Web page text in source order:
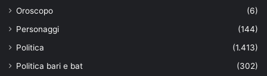
Oroscopo
(6)
Personaggi
(144)
Politica
(1.413)
Politica bari e bat
(302)